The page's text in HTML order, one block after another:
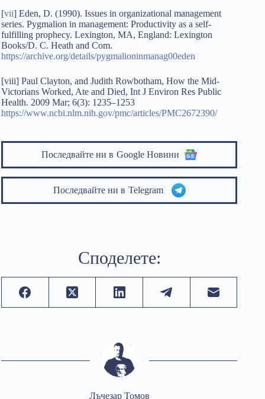
[vii] Eden, D. (1990). Issues in organizational management
series. Pygmalion in management: Productivity as a self-
fulfilling prophecy. Lexington, MA, England: Lexington
Books/D. C. Heath and Com.
https://archive.org/details/pygmalioninmanag00eden
[viii] Paul Clayton, and Judith Rowbotham, How the Mid-
Victorians Worked, Ate and Died, Int J Environ Res Public
Health. 2009 Mar; 6(3): 1235–1253
https://www.ncbi.nlm.nih.gov/pmc/articles/PMC2672390/
Последвайте ни в Google Новини
Последвайте ни в Telegram
Споделете:
Лъчезар Томов